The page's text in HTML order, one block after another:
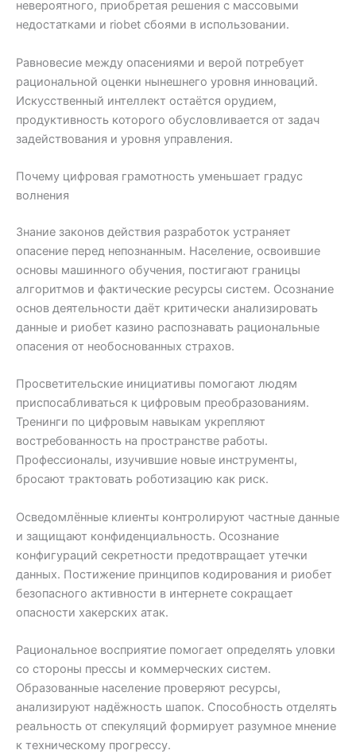
невероятного, приобретая решения с массовыми
недостатками и riobet сбоями в использовании.
Равновесие между опасениями и верой потребует
рациональной оценки нынешнего уровня инноваций.
Искусственный интеллект остаётся орудием,
продуктивность которого обусловливается от задач
задействования и уровня управления.
Почему цифровая грамотность уменьшает градус
волнения
Знание законов действия разработок устраняет
опасение перед непознанным. Население, освоившие
основы машинного обучения, постигают границы
алгоритмов и фактические ресурсы систем. Осознание
основ деятельности даёт критически анализировать
данные и риобет казино распознавать рациональные
опасения от необоснованных страхов.
Просветительские инициативы помогают людям
приспосабливаться к цифровым преобразованиям.
Тренинги по цифровым навыкам укрепляют
востребованность на пространстве работы.
Профессионалы, изучившие новые инструменты,
бросают трактовать роботизацию как риск.
Осведомлённые клиенты контролируют частные данные
и защищают конфиденциальность. Осознание
конфигураций секретности предотвращает утечки
данных. Постижение принципов кодирования и риобет
безопасного активности в интернете сокращает
опасности хакерских атак.
Рациональное восприятие помогает определять уловки
со стороны прессы и коммерческих систем.
Образованные население проверяют ресурсы,
анализируют надёжность шапок. Способность отделять
реальность от спекуляций формирует разумное мнение
к техническому прогрессу.